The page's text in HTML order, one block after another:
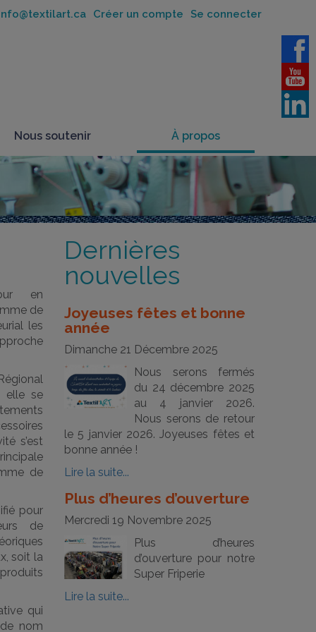
Créer un compte Se connecter
Nous soutenir À propos
en
de
les
elle se
s’est
de
pour
de
soit la
qui
nom
Dernières
nouvelles
Joyeuses fêtes et bonne
année
Dimanche 21 Décembre 2025
Nous serons fermés
du 24 décembre 2025
au 4 janvier 2026.
Nous serons de retour
le 5 janvier 2026. Joyeuses fêtes et
bonne année !
Lire la suite...
Plus d’heures d’ouverture
Mercredi 19 Novembre 2025
Plus d’heures
d’ouverture pour notre
Super Friperie
Lire la suite...